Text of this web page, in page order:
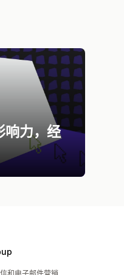
响力，经